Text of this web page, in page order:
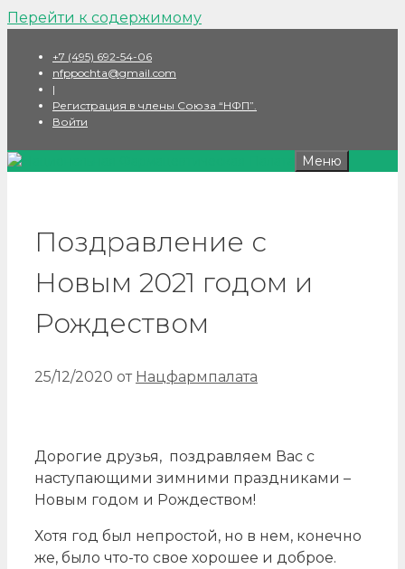
Перейти к содержимому
+7 (495) 692-54-06
nfppochta@gmail.com
|
Регистрация в члены Союза “НФП”.
Войти
Меню
Поздравление с
Новым 2021 годом и
Рождеством
25/12/2020 от Нацфармпалата
Дорогие друзья, поздравляем Вас с
наступающими зимними праздниками –
Новым годом и Рождеством!
Хотя год был непростой, но в нем, конечно
же, было что-то свое хорошее и доброе.